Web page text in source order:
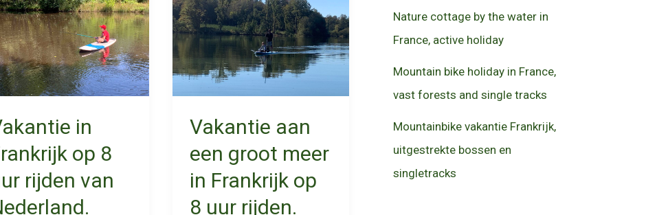
in
op 8
rijden van
Vakantie aan
een groot meer
in Frankrijk op
8 uur rijden.
Nature cottage by the water in
France, active holiday
Mountain bike holiday in France,
vast forests and single tracks
Mountainbike vakantie Frankrijk,
uitgestrekte bossen en
singletracks